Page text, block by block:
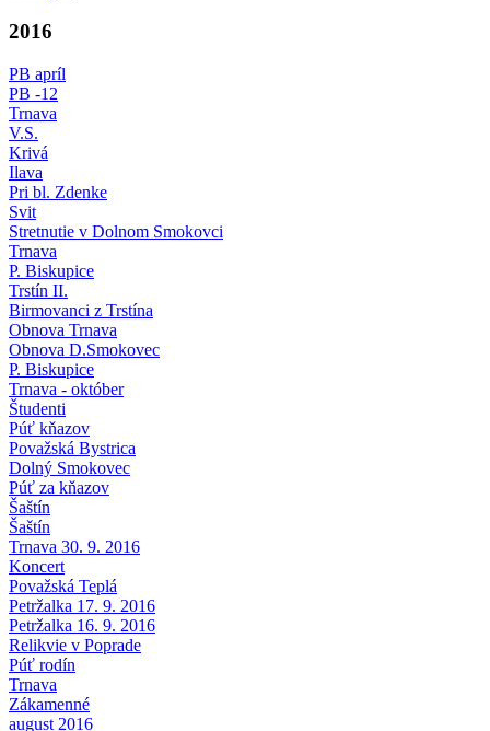
2016
PB apríl
PB -12
Trnava
V.S.
Krivá
Ilava
Pri bl. Zdenke
Svit
Stretnutie v Dolnom Smokovci
Trnava
P. Biskupice
Trstín II.
Birmovanci z Trstína
Obnova Trnava
Obnova D.Smokovec
P. Biskupice
Trnava - október
Študenti
Púť kňazov
Považská Bystrica
Dolný Smokovec
Púť za kňazov
Šaštín
Šaštín
Trnava 30. 9. 2016
Koncert
Považská Teplá
Petržalka 17. 9. 2016
Petržalka 16. 9. 2016
Relikvie v Poprade
Púť rodín
Trnava
Zákamenné
august 2016